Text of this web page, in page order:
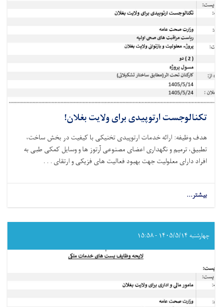
تکنالوجست ارتوپیدی برای ولایت بغلان!
هدف وظیفه: ارائه خدمات ارتوپیدی تخنیکی با کیفیت در بخش ساخت،
تطبیق، ترمیم و نگهداری اعضای مصنوعی آرتوز ها و وسایل کمکی طبی به
افراد دارای معلولیت جهت بهبود فعالیت‌ های فزیکی و ارتقای . . .
بیشتر...
تکنالوجست
برای
ولایت چهارشنبه ۱۴۰۵/۵/۱۴ - ۱۵:۵۸